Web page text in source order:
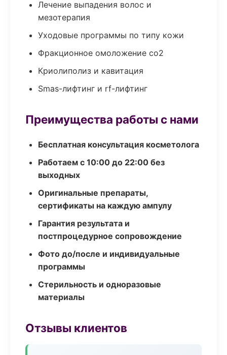
Лечение выпадения волос и
мезотерапия
Уходовые программы по типу кожи
Фракционное омоложение co2
Криолиполиз и кавитация
Smas-лифтинг и rf-лифтинг
Преимущества работы с нами
Бесплатная консультация косметолога
Работаем с 10:00 до 22:00 без
выходных
Оригинальные препараты,
сертификаты на каждую ампулу
Гарантия результата и
постпроцедурное сопровождение
Фото до/после и индивидуальные
программы
Стерильность и одноразовые
материалы
Отзывы клиентов